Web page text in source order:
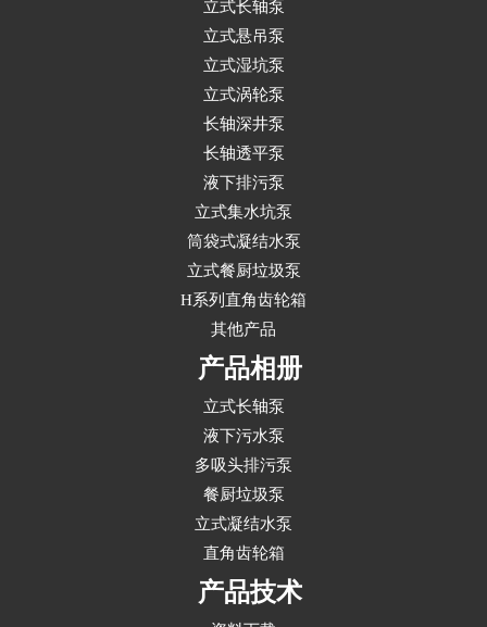
立式长轴泵
立式悬吊泵
立式湿坑泵
立式涡轮泵
长轴深井泵
长轴透平泵
液下排污泵
立式集水坑泵
筒袋式凝结水泵
立式餐厨垃圾泵
H系列直角齿轮箱
其他产品
产品相册
立式长轴泵
液下污水泵
多吸头排污泵
餐厨垃圾泵
立式凝结水泵
直角齿轮箱
产品技术